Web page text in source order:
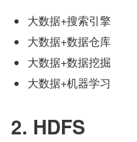
大数据+搜索引擎
大数据+数据仓库
大数据+数据挖掘
大数据+机器学习
2. HDFS